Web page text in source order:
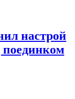
настрой
поединком